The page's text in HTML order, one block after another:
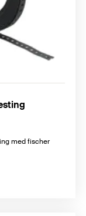
med fischer